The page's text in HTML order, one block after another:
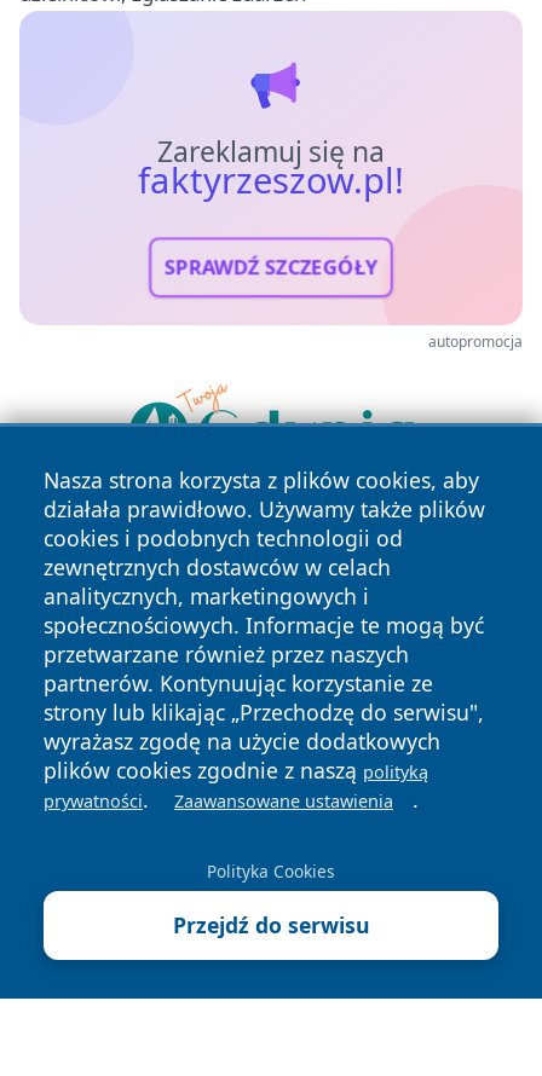
Zareklamuj się na
faktyrzeszow.pl!
SPRAWDŹ SZCZEGÓŁY
autopromocja
Nasza strona korzysta z plików cookies, aby
działała prawidłowo. Używamy także plików
cookies i podobnych technologii od
zewnętrznych dostawców w celach
analitycznych, marketingowych i
społecznościowych. Informacje te mogą być
przetwarzane również przez naszych
partnerów. Kontynuując korzystanie ze
strony lub klikając „Przechodzę do serwisu",
wyrażasz zgodę na użycie dodatkowych
plików cookies zgodnie z naszą polityką
prywatności. Zaawansowane ustawienia .
Polityka Cookies
Przejdź do serwisu
Copyright © 2026 faktyrzeszow.pl Wszystkie prawa
zastrzeżone.
News Autorzy
Polityka
Prywatności
Polityka
Cookies